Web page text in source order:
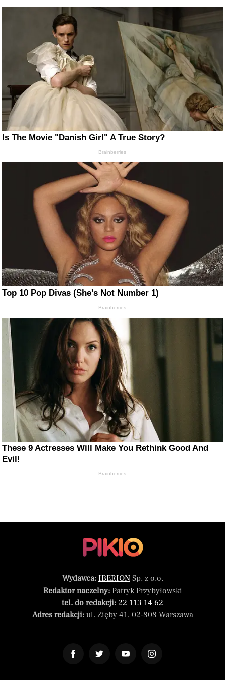
Is The Movie "Danish Girl" A True Story?
Brainberries
Top 10 Pop Divas (She's Not Number 1)
Brainberries
These 9 Actresses Will Make You Rethink Good And
Evil!
Brainberries
Wydawca: IBERIONSp. z o.o.
Redaktor naczelny:Patryk Przybyłowski
tel. do redakcji: 22 113 14 62
Adres redakcji:ul. Zięby 41, 02-808 Warszawa